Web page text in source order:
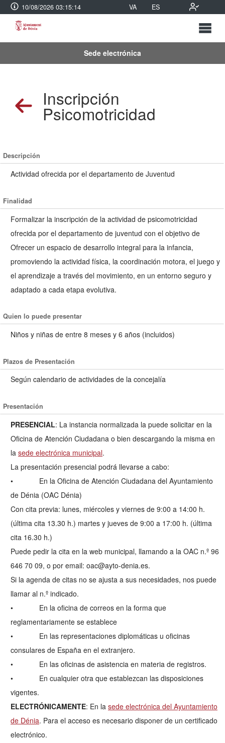
10/08/2026 03:15:14 VA ES
Sede electrónica
Inscripción
Psicomotricidad
Descripción
Actividad ofrecida por el departamento de Juventud
Finalidad
Formalizar la inscripción de la actividad de psicomotricidad
ofrecida por el departamento de juventud con el objetivo de
Ofrecer un espacio de desarrollo integral para la infancia,
promoviendo la actividad física, la coordinación motora, el juego y
el aprendizaje a través del movimiento, en un entorno seguro y
adaptado a cada etapa evolutiva.
Quien lo puede presentar
Niños y niñas de entre 8 meses y 6 años (incluidos)
Plazos de Presentación
Según calendario de actividades de la concejalía
Presentación
PRESENCIAL: La instancia normalizada la puede solicitar en la
Oficina de Atención Ciudadana o bien descargando la misma en
la sede electrónica municipal.
La presentación presencial podrá llevarse a cabo:
• En la Oficina de Atención Ciudadana del Ayuntamiento
de Dénia (OAC Dénia)
Con cita previa: lunes, miércoles y viernes de 9:00 a 14:00 h.
(última cita 13.30 h.) martes y jueves de 9:00 a 17:00 h. (última
cita 16.30 h.)
Puede pedir la cita en la web municipal, llamando a la OAC n.º 96
646 70 09, o por email: oac@ayto-denia.es.
Si la agenda de citas no se ajusta a sus necesidades, nos puede
llamar al n.º indicado.
• En la oficina de correos en la forma que
reglamentariamente se establece
• En las representaciones diplomáticas u oficinas
consulares de España en el extranjero.
• En las oficinas de asistencia en materia de registros.
• En cualquier otra que establezcan las disposiciones
vigentes.
ELECTRÓNICAMENTE: En la sede electrónica del Ayuntamiento
de Dénia. Para el acceso es necesario disponer de un certificado
electrónico.